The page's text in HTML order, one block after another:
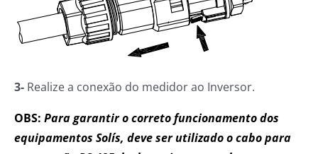
3- Realize a conexão do medidor ao Inversor.
OBS: Para garantir o correto funcionamento dos
equipamentos Solís, deve ser utilizado o cabo para